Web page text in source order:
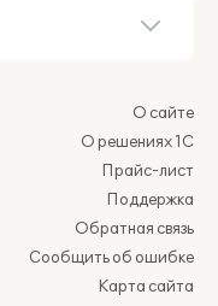
О сайте
О решениях 1С
Прайс-лист
Поддержка
Обратная связь
Сообщить об ошибке
Карта сайта